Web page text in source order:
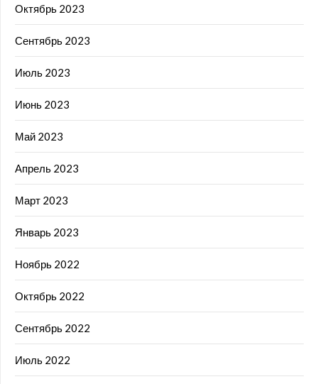
Октябрь 2023
Сентябрь 2023
Июль 2023
Июнь 2023
Май 2023
Апрель 2023
Март 2023
Январь 2023
Ноябрь 2022
Октябрь 2022
Сентябрь 2022
Июль 2022